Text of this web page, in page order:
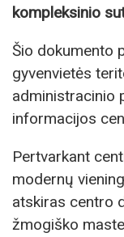
kompleksinio
Šio dokumento
gyvenvietės
administracinio
informacijos
Pertvarkant
modernų
atskiras centro
žmogiško